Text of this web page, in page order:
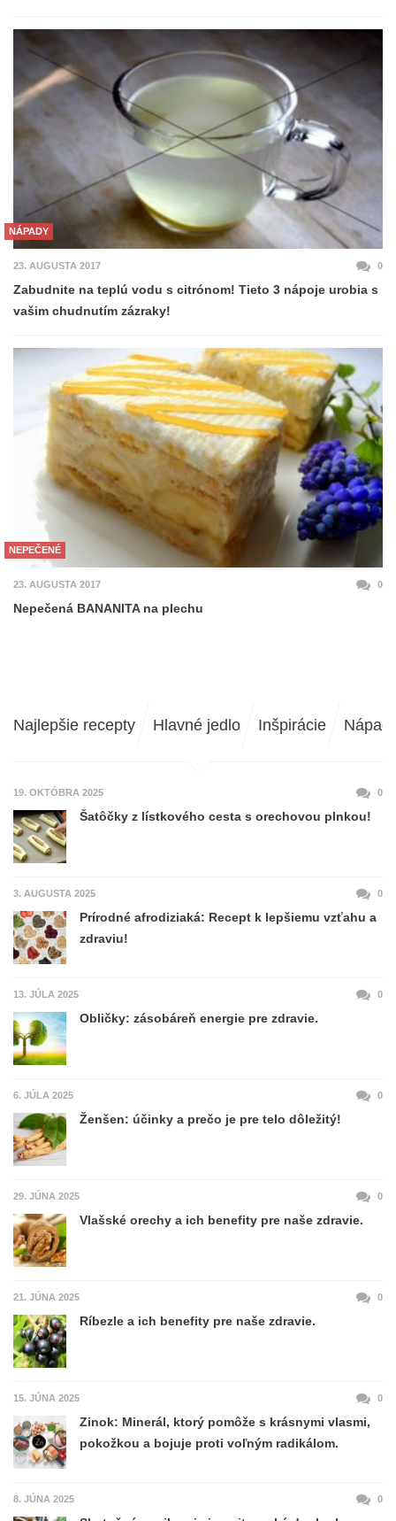
NÁPADY
23. AUGUSTA 2017 0
Zabudnite na teplú vodu s citrónom! Tieto 3 nápoje urobia s
vašim chudnutím zázraky!
NEPEČENÉ
23. AUGUSTA 2017 0
Nepečená BANANITA na plechu
Najlepšie recepty Hlavné jedlo Inšpirácie
19. OKTÓBRA 2025 0
Šatôčky z lístkového cesta s orechovou plnkou!
3. AUGUSTA 2025 0
Prírodné afrodiziaká: Recept k lepšiemu vzťahu a
zdraviu!
13. JÚLA 2025 0
Obličky: zásobáreň energie pre zdravie.
6. JÚLA 2025 0
Ženšen: účinky a prečo je pre telo dôležitý!
29. JÚNA 2025 0
Vlašské orechy a ich benefity pre naše zdravie.
21. JÚNA 2025 0
Ríbezle a ich benefity pre naše zdravie.
15. JÚNA 2025 0
Zinok: Minerál, ktorý pomôže s krásnymi vlasmi,
pokožkou a bojuje proti voľným radikálom.
8. JÚNA 2025 0